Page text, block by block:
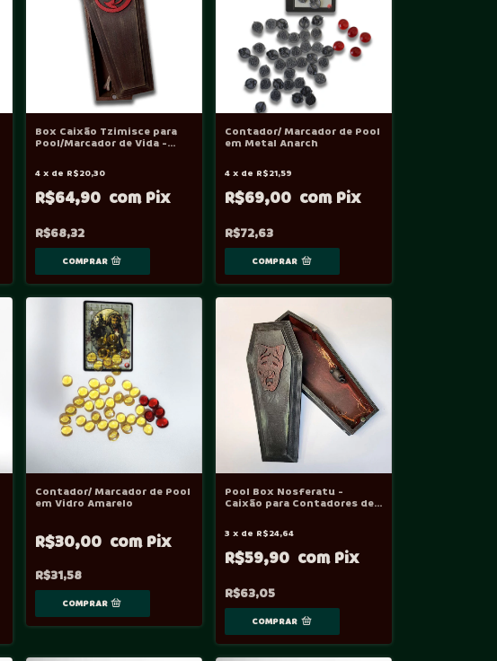
Box Caixão Tzimisce para
Pool/Marcador de Vida -
R$68,32
R$64,90
4 x de R$20,30
Contador/ Marcador de Pool
em Metal Anarch
R$72,63
R$69,00
4 x de R$21,59
Contador/ Marcador de Pool
em Vidro Amarelo
R$31,58
R$30,00
Pool Box Nosferatu -
Caixão para Contadores de
R$63,05
R$59,90
3 x de R$24,64